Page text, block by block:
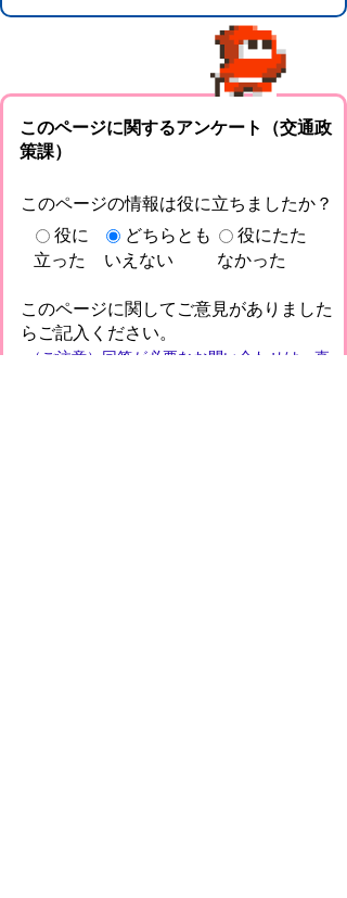
このページに関するアンケート（交通政
策課）
このページの情報は役に立ちましたか？
役に
立った
どちらとも
いえない
役にたた
なかった
このページに関してご意見がありました
らご記入ください。
（ご注意）回答が必要なお問い合わせは，直